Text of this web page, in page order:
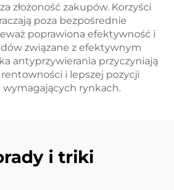
złożoność zakupów. Korzyści
poza bezpośrednie
poprawiona efektywność i
związane z efektywnym
antyprzywierania przyczyniają
i lepszej pozycji
rynkach.
i triki